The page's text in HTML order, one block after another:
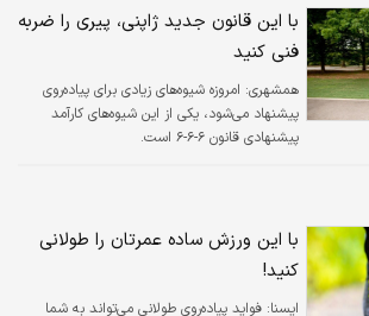
با این قانون جدید ژاپنی، پیری را ضربه
فنی کنید
همشهری: ​امروزه شیوه‌های زیادی برای پیاده‌روی
پیشنهاد می‌شود، یکی از این شیوه‌های کارآمد
پیشنهادی قانون ۶-۶-۶ است.
با این ورزش ساده عمرتان را طولانی
کنید!
ایسنا: فواید پیاده‌روی طولانی می‌تواند به شما